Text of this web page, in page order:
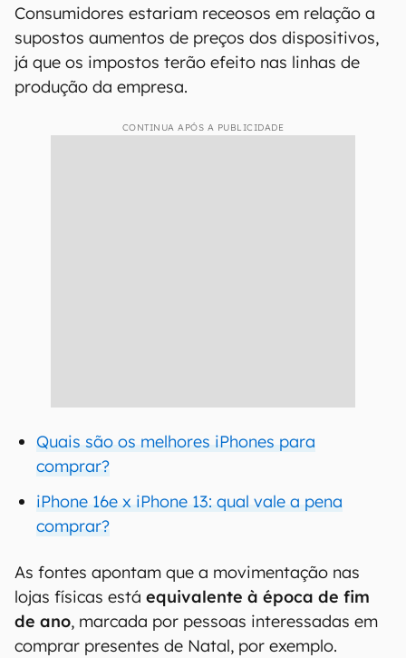
Consumidores estariam receosos em relação a
supostos aumentos de preços dos dispositivos,
já que os impostos terão efeito nas linhas de
produção da empresa.
CONTINUA APÓS A PUBLICIDADE
Quais são os melhores iPhones para
comprar?
iPhone 16e x iPhone 13: qual vale a pena
comprar?
As fontes apontam que a movimentação nas
lojas físicas está equivalente à época de fim
de ano, marcada por pessoas interessadas em
comprar presentes de Natal, por exemplo.